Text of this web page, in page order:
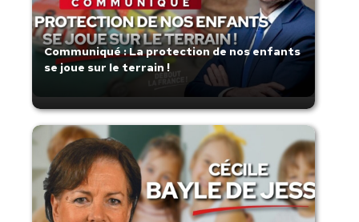
Communiqué : La protection de nos enfants
se joue sur le terrain !